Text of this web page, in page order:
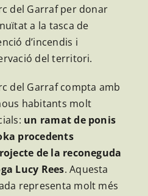
del Garraf per donar
a la tasca de
d’incendis i
del territori.
del Garraf compta amb
habitants molt
un ramat de ponis
procedents
de la reconeguda
Lucy Rees. Aquesta
representa molt més